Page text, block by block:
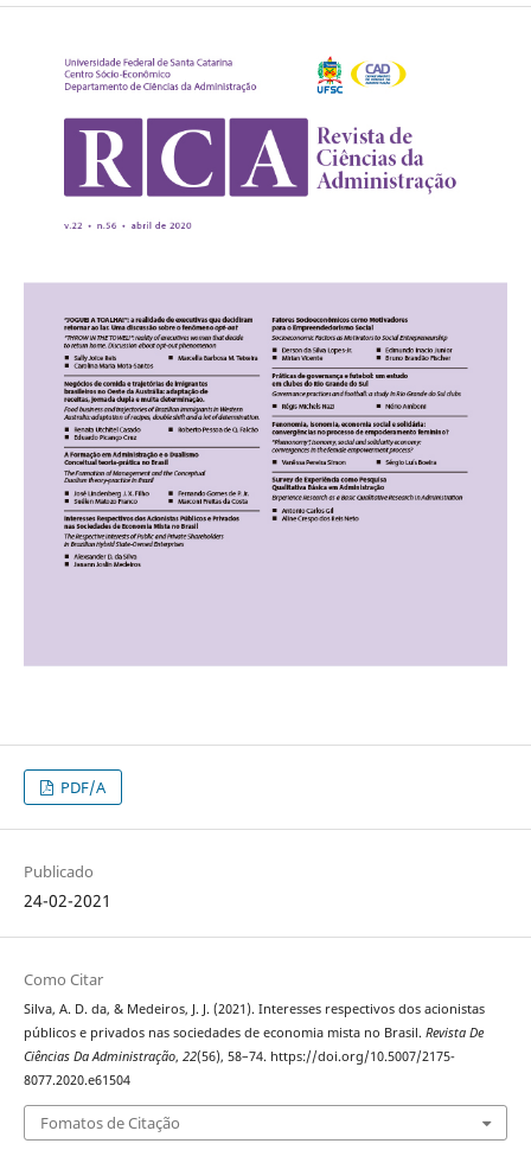
PDF/A
Publicado
24-02-2021
Como Citar
Silva, A. D. da, & Medeiros, J. J. (2021). Interesses respectivos dos acionistas
públicos e privados nas sociedades de economia mista no Brasil. Revista De
Ciências Da Administração, 22(56), 58–74. https://doi.org/10.5007/2175-
8077.2020.e61504
Fomatos de Citação